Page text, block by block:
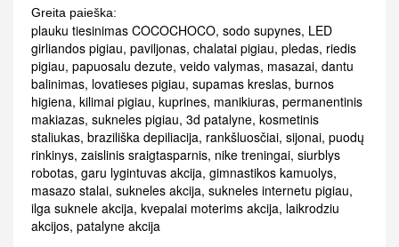
Greita paieška:
plauku tiesinimas COCOCHOCO, sodo supynes, LED
girliandos pigiau, paviljonas, chalatai pigiau, pledas, riedis
pigiau, papuosalu dezute, veido valymas, masazai, dantu
balinimas, lovatieses pigiau, supamas kreslas, burnos
higiena, kilimai pigiau, kuprines, manikiuras, permanentinis
makiazas, sukneles pigiau, 3d patalyne, kosmetinis
staliukas, braziliška depiliacija, rankšluosčiai, sijonai, puodų
rinkinys, zaislinis sraigtasparnis, nike treningai, siurblys
robotas, garu lygintuvas akcija, gimnastikos kamuolys,
masazo stalai, sukneles akcija, sukneles internetu pigiau,
ilga suknele akcija, kvepalai moterims akcija, laikrodziu
akcijos, patalyne akcija